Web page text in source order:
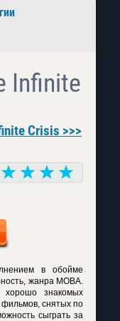
Infinite
Crisis >>>
в обойме
жанра МОВА.
хорошо знакомых
снятых по
сыграть за